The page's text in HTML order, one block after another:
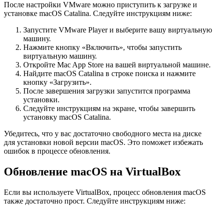
После настройки VMware можно приступить к загрузке и
установке macOS Catalina. Следуйте инструкциям ниже:
Запустите VMware Player и выберите вашу виртуальную
машину.
Нажмите кнопку «Включить», чтобы запустить
виртуальную машину.
Откройте Mac App Store на вашей виртуальной машине.
Найдите macOS Catalina в строке поиска и нажмите
кнопку «Загрузить».
После завершения загрузки запустится программа
установки.
Следуйте инструкциям на экране, чтобы завершить
установку macOS Catalina.
Убедитесь, что у вас достаточно свободного места на диске
для установки новой версии macOS. Это поможет избежать
ошибок в процессе обновления.
Обновление macOS на VirtualBox
Если вы используете VirtualBox, процесс обновления macOS
также достаточно прост. Следуйте инструкциям ниже: